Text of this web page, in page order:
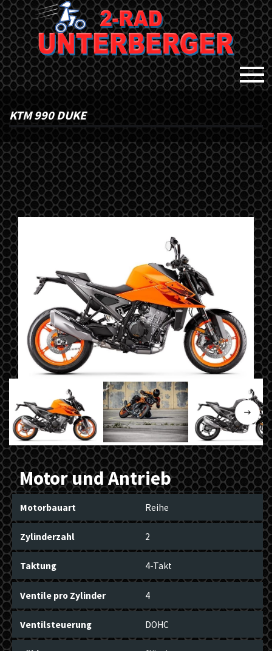
KTM 990 DUKE
Motor und Antrieb
Motorbauart Reihe
Zylinderzahl 2
Taktung 4-Takt
Ventile pro Zylinder 4
Ventilsteuerung DOHC